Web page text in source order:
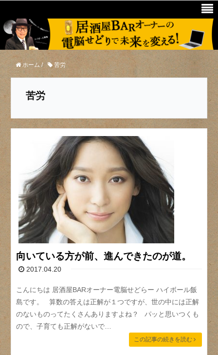
ホーム / 苦労
苦労
向いている方が前、進んできたのが道。
2017.04.20
こんにちは 居酒屋BARオーナー電脳せどらー ハイボール飯
島です。 算数の答えは正解が１つですが、世の中には正解
のないものってたくさんありますよね？ パッと思いつくも
ので、子育ても正解がないで…
この記事の続きを読む